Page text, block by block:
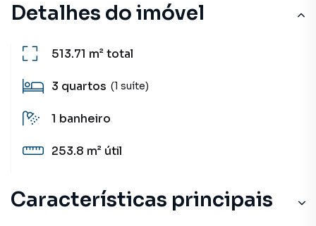
Detalhes do imóvel
513.71 m²total
3 quartos (1 suíte)
1 banheiro
253.8 m² útil
Características principais